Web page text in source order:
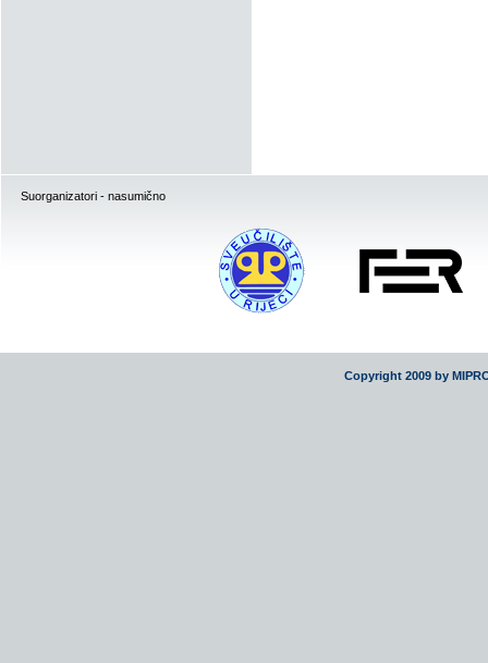
Suorganizatori - nasumično
Copyright 2009 by